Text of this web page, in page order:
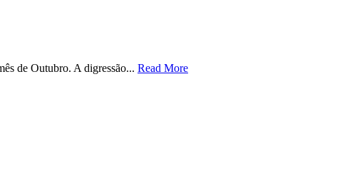
de Outubro. A digressão... Read More